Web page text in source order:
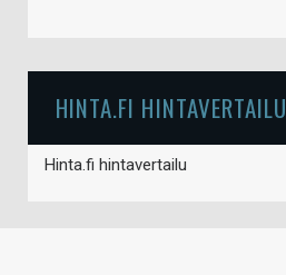
HINTA.FI HINTAVERTAILU
Hinta.fi hintavertailu